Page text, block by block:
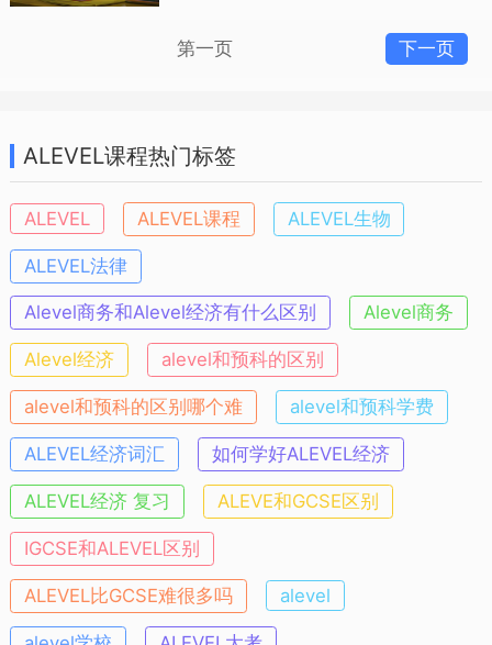
该课程体系的教学大纲、课程设置及其考
Oxford Cambridge and RSA
Examinations 简称OCR, Assessment
and Qualifications Alliance 简称AQA
EDEXCEL等设计并组织，其权威性得到了
国际上的广泛认可。迄今为止，全球已有
5000多个教育机构开设了英国高中课程，
每年有数百万学生参加由这些考试局组织
的统一考试。由于该课程的科学性和权威
性，新加坡甚至直接将该课程考试作为大
学入学的全国统一考试，香港也将该课程
引进，作为大学入学的测试标准。
第一页 下一页
ALEVEL课程热门标签
ALEVEL ALEVEL课程 ALEVEL生物
ALEVEL法律
Alevel商务和Alevel经济有什么区别 Alevel商务
Alevel经济 alevel和预科的区别
alevel和预科的区别哪个难 alevel和预科学费
ALEVEL经济词汇 如何学好ALEVEL经济
ALEVEL经济 复习 ALEVE和GCSE区别
IGCSE和ALEVEL区别
ALEVEL比GCSE难很多吗 alevel